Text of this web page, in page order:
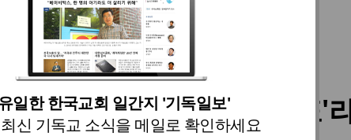
일한 한국교회 일간지 '기독일보'
신 기독교 소식을 메일로 확인하세요
피니언·칼럼 칼럼 입력 2026. 06. 01 20:12
민주주의의 희망은 '투표'